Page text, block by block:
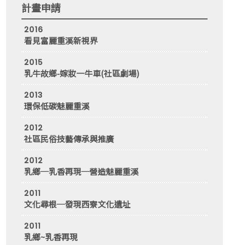
計畫申請
2016
看見富麗重溪新視界
2015
乳牛故鄉-嫁妝一牛車(社區劇場)
2013
環保低碳魅麗重溪
2012
社區民俗技藝傳承與推廣
2012
乳鄉─乳香再現─營造魅麗重溪
2011
文化尋根─發現西寮文化遺址
2011
乳鄉~乳香再現